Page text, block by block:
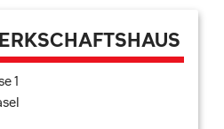
1